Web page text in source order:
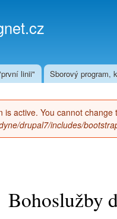
linii" Sborový program,
is active. You cannot
drupal7/includes/
Bohoslužby